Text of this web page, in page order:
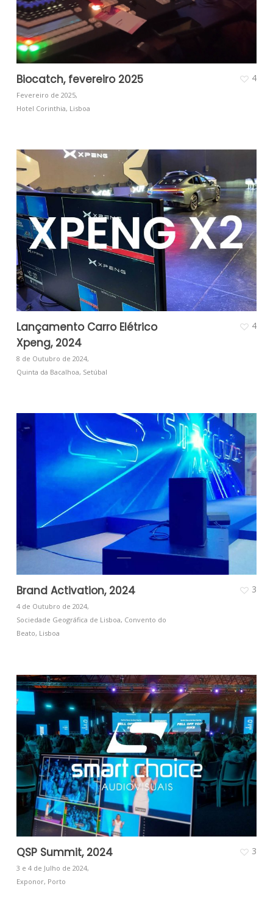
Biocatch, fevereiro 2025
Fevereiro de 2025,
Hotel Corinthia, Lisboa
4
Lançamento Carro Elétrico
Xpeng, 2024
8 de Outubro de 2024,
Quinta da Bacalhoa, Setúbal
4
Brand Activation, 2024
4 de Outubro de 2024,
Sociedade Geográfica de Lisboa, Convento do
Beato, Lisboa
3
QSP Summit, 2024
3 e 4 de Julho de 2024,
Exponor, Porto
3